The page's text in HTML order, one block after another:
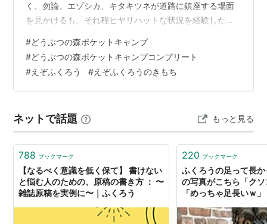
く、勿論、エゾシカ、キタキツネが道路に鎮座する場面
を見かけるも、それ程ヒヤリハットな状況を経験した事
は、夫。 運転中に見かける少数の野生動物が楽しみだっ
た私は、「この頃、誰にも会えないねぇ…」寂しがりま
した。 運転中の夫には、大迷惑な会話で 「運転中に、動
物に会いたくないから、いい…」 と、話は打ち切り。 だ
ンプ」を起動。 現実的に森を走行…
#どうぶつの森ポケットキャンプ
#どうぶつの森ポケットキャンプコンプリート
#えぞふくろう #えぞふくろうのきもち
ネットで話題 もっと見る
788 ブックマーク
【なるべく意識を低く保て】 書けない
と悩む人のための、原稿の書き方 ： 〜
雑誌原稿を実例に〜｜ふくろう
220 ブックマーク
ふくろうの足って長
の写真がこちら「ク
「めっちゃ足長いｗ」